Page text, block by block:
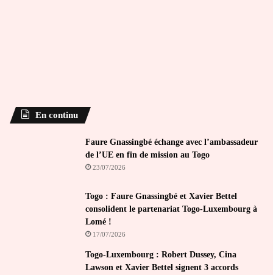
En continu
Faure Gnassingbé échange avec l’ambassadeur
de l’UE en fin de mission au Togo
23/07/2026
Togo : Faure Gnassingbé et Xavier Bettel
consolident le partenariat Togo-Luxembourg à
Lomé !
17/07/2026
Togo-Luxembourg : Robert Dussey, Cina
Lawson et Xavier Bettel signent 3 accords